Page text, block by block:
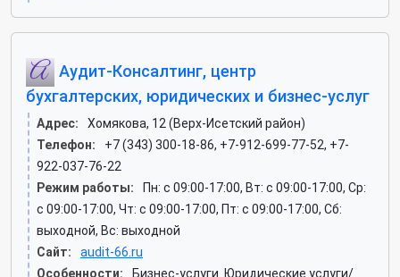
Аудит-Консалтинг, центр
бухгалтерских, юридических и бизнес-услуг
Адрес:
Хомякова, 12 (Верх-Исетский район)
Телефон:
+7 (343) 300-18-86, +7-912-699-77-52, +7-
922-037-76-22
Режим работы:
Пн: c 09:00-17:00, Вт: c 09:00-17:00, Ср:
c 09:00-17:00, Чт: c 09:00-17:00, Пт: c 09:00-17:00, Сб:
выходной, Вс: выходной
Сайт:
audit-66.ru
Особенности:
Бизнес-услуги. Юридические услуги/